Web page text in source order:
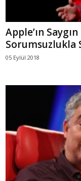
Apple’ın
Sorumsuzlukla
05 Eylül 2018